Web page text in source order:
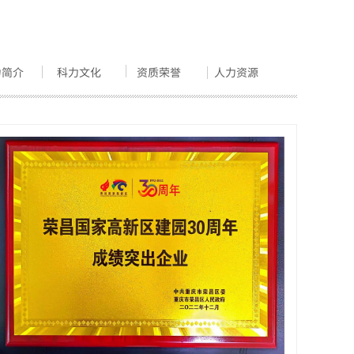
介 科力文化 资质荣誉 人力资源